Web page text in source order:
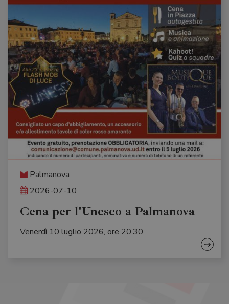
Palmanova
2026-07-10
Cena per l'Unesco a Palmanova
Venerdì 10 luglio 2026, ore 20.30